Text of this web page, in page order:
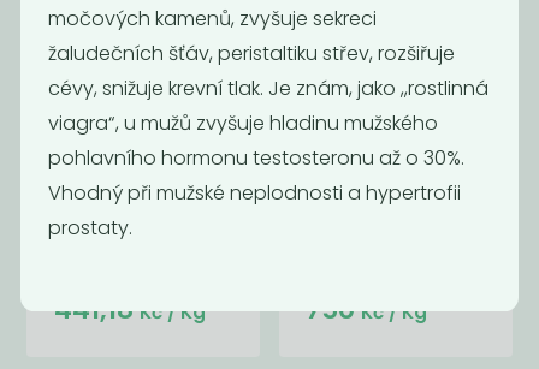
Momentálně
nedostupné
OBILNÉ KAFE
intensive 170g
441,18Kč/ Kg
Momentálně
nedostupné
750Kč/ Kg
močových kamenů, zvyšuje sekreci
žaludečních šťáv, peristaltiku střev, rozšiřuje
cévy, snižuje krevní tlak. Je znám, jako ,,rostlinná
viagra“, u mužů zvyšuje hladinu mužského
pohlavního hormonu testosteronu až o 30%.
Vhodný při mužské neplodnosti a hypertrofii
prostaty.